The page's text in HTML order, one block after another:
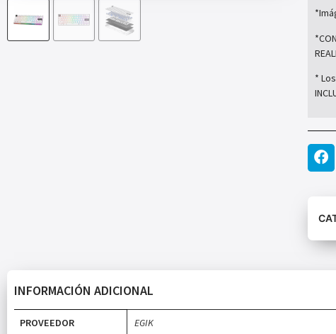
*
INFORMACIÓN ADICIONAL
PROVEEDOR EGIK